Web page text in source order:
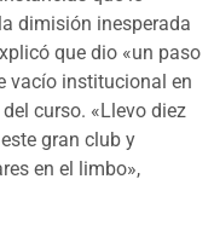
dimisión inesperada
que dio «un paso
vacío institucional en
curso. «Llevo diez
gran club y
en el limbo»,